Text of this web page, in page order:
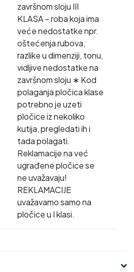
završnom sloju III
KLASA – roba koja ima
veće nedostatke npr.
oštećenja rubova,
razlike u dimenziji, tonu,
vidljive nedostatke na
završnom sloju ∗ Kod
polaganja pločica klase
potrebno je uzeti
pločice iz nekoliko
kutija, pregledati ih i
tada polagati.
Reklamacije na već
ugrađene pločice se
ne uvažavaju!
REKLAMACIJE
uvažavamo samo na
pločice u I klasi.